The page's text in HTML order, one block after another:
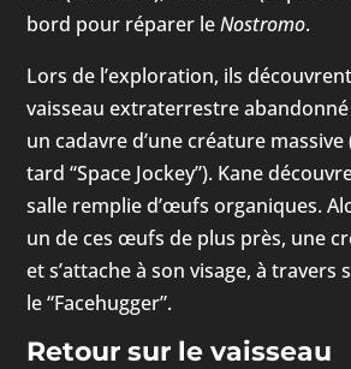
bord pour réparer leNostromo.
Lors de l’exploration, ils
vaisseau extraterrestre abandonné
un cadavre d’une créature
tard “Space Jockey”). Kane
salle remplie d’œufs organiques.
un de ces œufs de plus près, une
et s’attache à son visage, à travers
le “Facehugger”.
Retour sur le vaisseau